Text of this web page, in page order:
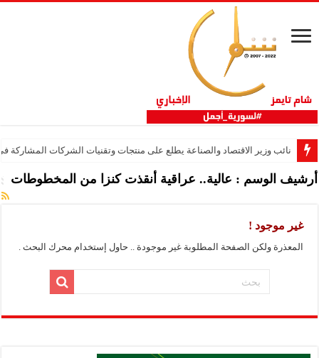
نائب وزير الاقتصاد والصناعة يطلع على منتجات وتقنيات الشركات المشاركة في
أرشيف الوسم : عالية.. عراقية أنقذت كنزا من المخطوطات
غير موجود !
المعذرة ولكن الصفحة المطلوبة غير موجودة .. حاول إستخدام محرك البحث .